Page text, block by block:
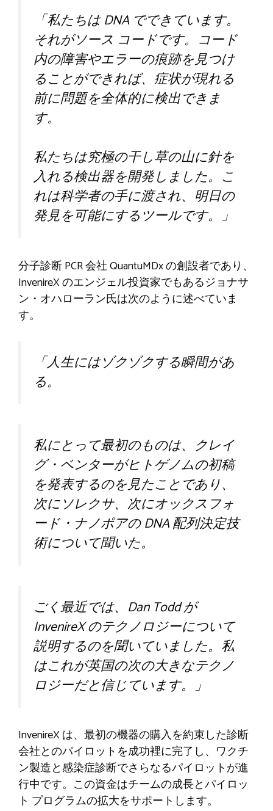
「私たちは DNA でできています。
それがソース コードです。コード
内の障害やエラーの痕跡を見つけ
ることができれば、症状が現れる
前に問題を全体的に検出できま
す。
私たちは究極の干し草の山に針を
入れる検出器を開発しました。こ
れは科学者の手に渡され、明日の
発見を可能にするツールです。」
分子診断 PCR 会社 QuantuMDx の創設者であり、
InvenireX のエンジェル投資家でもあるジョナサ
ン・オハローラン氏は次のように述べていま
す。
「人生にはゾクゾクする瞬間があ
る。
私にとって最初のものは、クレイ
グ・ベンターがヒトゲノムの初稿
を発表するのを見たことであり、
次にソレクサ、次にオックスフォ
ード・ナノポアの DNA 配列決定技
術について聞いた。
ごく最近では、Dan Todd が
InvenireX のテクノロジーについて
説明するのを聞いていました。私
はこれが英国の次の大きなテクノ
ロジーだと信じています。」
InvenireX は、最初の機器の購入を約束した診断
会社とのパイロットを成功裡に完了し、ワクチ
ン製造と感染症診断でさらなるパイロットが進
行中です。この資金はチームの成長とパイロッ
ト プログラムの拡大をサポートします。